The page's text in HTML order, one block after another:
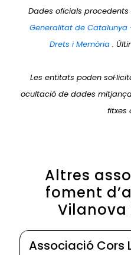
Dades oficials
Generalitat de
Drets i Memòria .
Les entitats poden
ocultació de dades
fitxes
Altres
foment
Vilanova
Associació Cors